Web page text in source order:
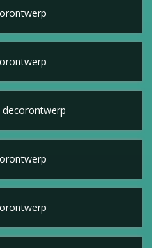
decorontwerp